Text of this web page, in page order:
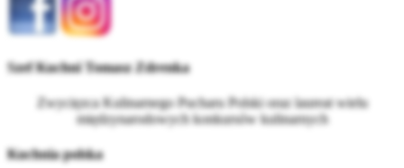
Szef Kuchni Tomasz Zdrenka
Zwycięzca Kulinarnego Pucharu Polski oraz laureat wielu
międzynarodowych konkursów kulinarnych
Kuchnia polska